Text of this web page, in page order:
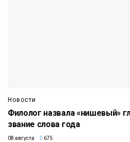
Новости
Филолог назвала «нишевый»
звание слова года
08 августа 675